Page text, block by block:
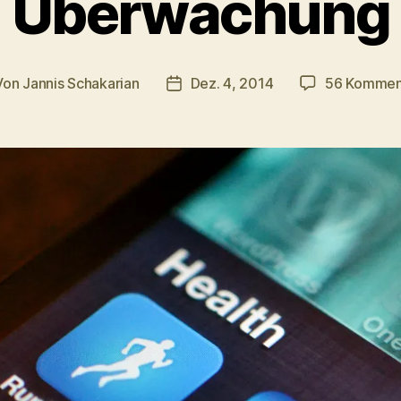
Jannis Schakarian Veröffentlichungsdatum
Dez. 4, 2014 56